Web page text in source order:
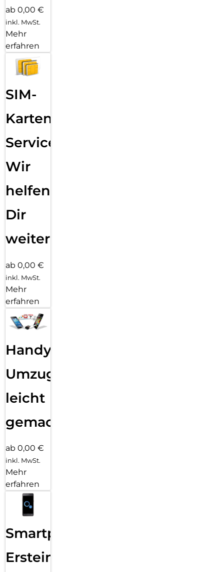
ab 0,00 €
inkl. MwSt.
Mehr
erfahren
SIM-
Karten
Service:
Wir
helfen
Dir
weiter
ab 0,00 €
inkl. MwSt.
Mehr
erfahren
Handy
Umzug
leicht
gemacht!
ab 0,00 €
inkl. MwSt.
Mehr
erfahren
Smartphone
Ersteinrichtung